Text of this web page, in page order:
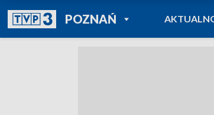
POZNAŃPOWRÓT DO
TVP REGIONY